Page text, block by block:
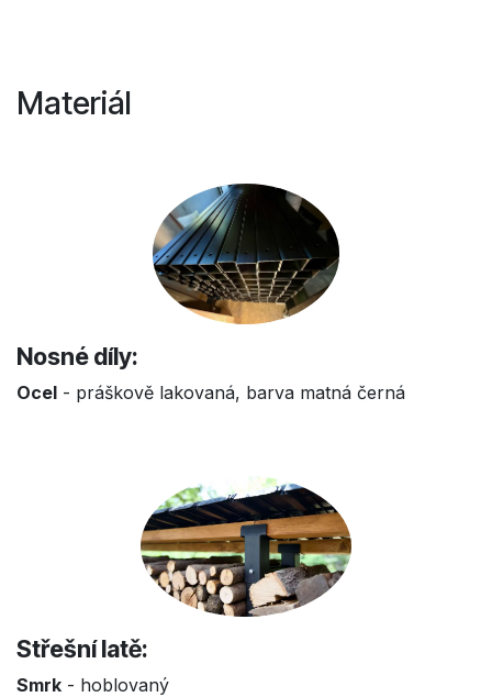
Materiál
Nosné díly:
Ocel - práškově lakovaná, barva matná černá
Střešní latě:
Smrk - hoblovaný